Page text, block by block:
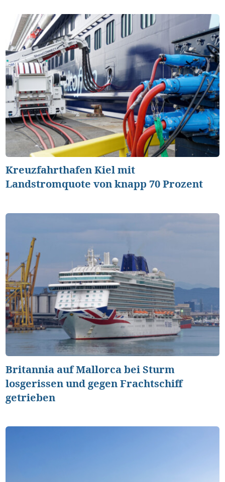
Kreuzfahrthafen Kiel mit
Landstromquote von knapp 70 Prozent
Britannia auf Mallorca bei Sturm
losgerissen und gegen Frachtschiff
getrieben